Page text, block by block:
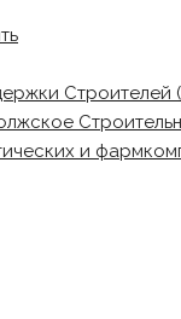
Строителей
и